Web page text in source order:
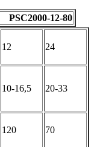
12-80
12 24
10-16,5 20-33
120 70